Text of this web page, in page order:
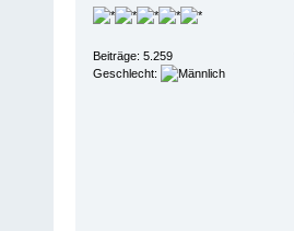
Beiträge: 5.259
Geschlecht: